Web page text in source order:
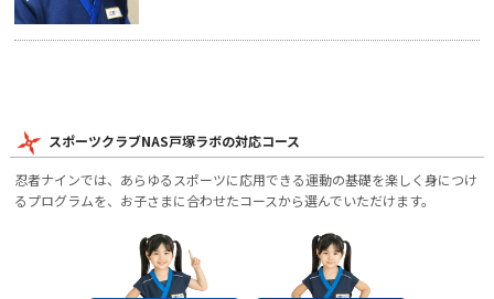
スポーツクラブNAS戸塚ラボの対応コース
忍者ナインでは、あらゆるスポーツに応用できる運動の基礎を楽しく身につけ
るプログラムを、お子さまに合わせたコースから選んでいただけます。